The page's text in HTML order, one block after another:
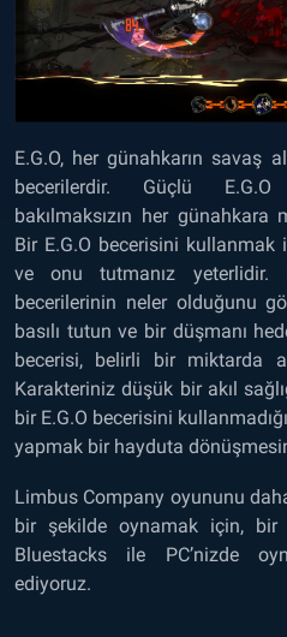
E.G.O, her günahkarın savaş
becerilerdir. Güçlü
bakılmaksızın her
Bir E.G.O becerisini kullanmak
ve onu tutmanız yeterlidir.
becerilerinin neler olduğunu
basılı tutun ve bir düşmanı
becerisi, belirli bir miktarda
Karakteriniz düşük bir akıl
bir E.G.O becerisini
yapmak bir hayduta
Limbus Company oyununu
bir şekilde oynamak için, bir
Bluestacks ile PC’nizde
ediyoruz.